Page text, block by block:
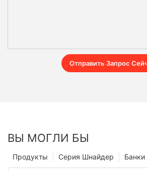
Отправить Запрос
ВЫ МОГЛИ БЫ
Банки
Серия Шнайдер
Продукты